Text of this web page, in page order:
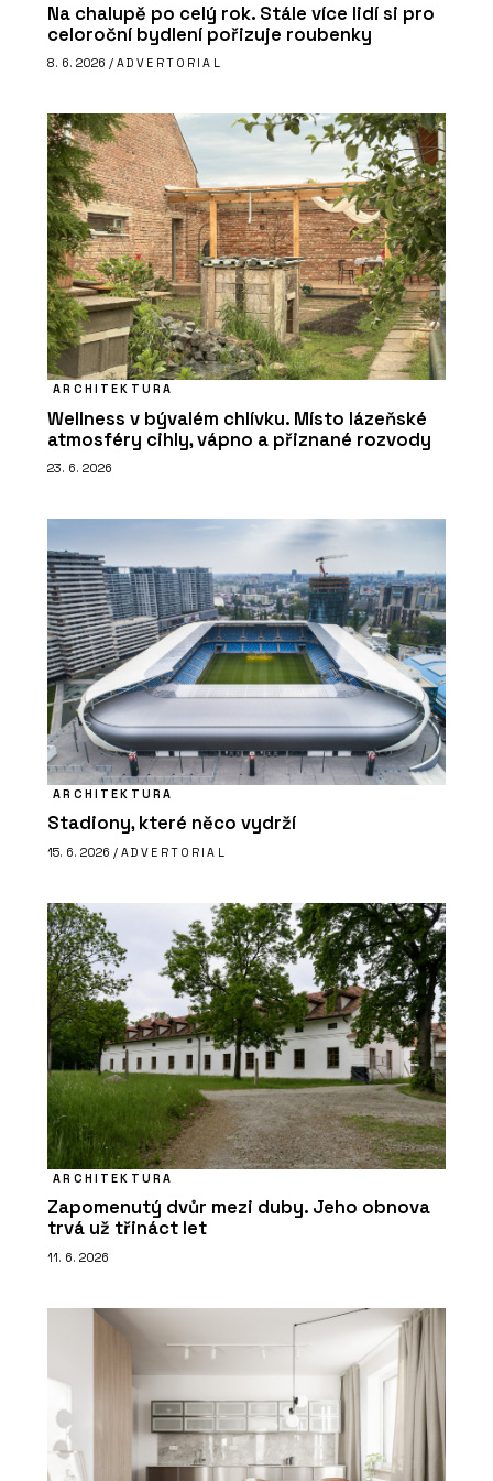
Na chalupě po celý rok. Stále více lidí si pro
celoroční bydlení pořizuje roubenky
8. 6. 2026 / ADVERTORIAL
ARCHITEKTURA
Wellness v bývalém chlívku. Místo lázeňské
atmosféry cihly, vápno a přiznané rozvody
23. 6. 2026
ARCHITEKTURA
Stadiony, které něco vydrží
15. 6. 2026 / ADVERTORIAL
ARCHITEKTURA
Zapomenutý dvůr mezi duby. Jeho obnova
trvá už třináct let
11. 6. 2026